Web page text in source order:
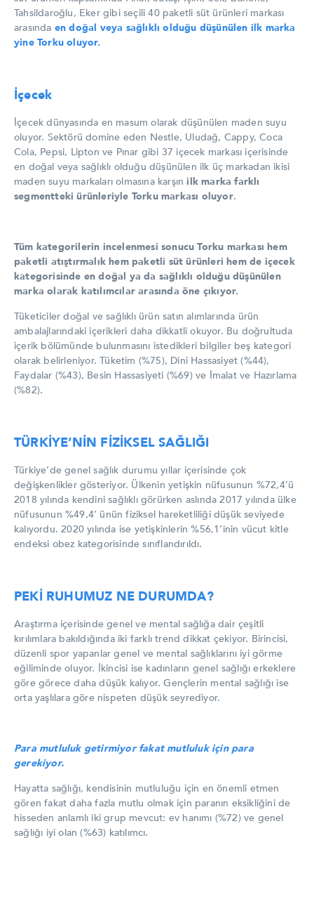
Tahsildaroğlu, Eker gibi seçili 40 paketli süt ürünleri markası
arasında en doğal veya sağlıklı olduğu düşünülen ilk marka
yine Torku oluyor.
İçecek
İçecek dünyasında en masum olarak düşünülen maden suyu
oluyor. Sektörü domine eden Nestle, Uludağ, Cappy, Coca
Cola, Pepsi, Lipton ve Pınar gibi 37 içecek markası içerisinde
en doğal veya sağlıklı olduğu düşünülen ilk üç markadan ikisi
maden suyu markaları olmasına karşınilk marka farklı
segmentteki ürünleriyle Torku markası oluyor.
Tüm kategorilerin incelenmesi sonucu Torku markası hem
paketli atıştırmalık hem paketli süt ürünleri hem de içecek
kategorisinde en doğal ya da sağlıklı olduğu düşünülen
marka olarak katılımcılar arasında öne çıkıyor.
Tüketiciler doğal ve sağlıklı ürün satın alımlarında ürün
ambalajlarındaki içerikleri daha dikkatli okuyor. Bu doğrultuda
içerik bölümünde bulunmasını istedikleri bilgiler beş kategori
olarak belirleniyor. Tüketim (%75), Dini Hassasiyet (%44),
Faydalar (%43), Besin Hassasiyeti (%69) ve İmalat ve Hazırlama
(%82).
TÜRKİYE’NİN FİZİKSEL SAĞLIĞI
Türkiye’de genel sağlık durumu yıllar içerisinde çok
değişkenlikler gösteriyor. Ülkenin yetişkin nüfusunun %72,4’ü
2018 yılında kendini sağlıklı görürken aslında 2017 yılında ülke
nüfusunun %49,4’ ünün fiziksel hareketliliği düşük seviyede
kalıyordu. 2020 yılında ise yetişkinlerin %56,1’inin vücut kitle
endeksi obez kategorisinde sınıflandırıldı.
PEKİ RUHUMUZ NE DURUMDA?
Araştırma içerisinde genel ve mental sağlığa dair çeşitli
kırılımlara bakıldığında iki farklı trend dikkat çekiyor. Birincisi,
düzenli spor yapanlar genel ve mental sağlıklarını iyi görme
eğiliminde oluyor. İkincisi ise kadınların genel sağlığı erkeklere
göre görece daha düşük kalıyor. Gençlerin mental sağlığı ise
orta yaşlılara göre nispeten düşük seyrediyor.
Para mutluluk getirmiyor fakat mutluluk için para
gerekiyor.
Hayatta sağlığı, kendisinin mutluluğu için en önemli etmen
gören fakat daha fazla mutlu olmak için paranın eksikliğini de
hisseden anlamlı iki grup mevcut: ev hanımı (%72) ve genel
sağlığı iyi olan (%63) katılımcı.